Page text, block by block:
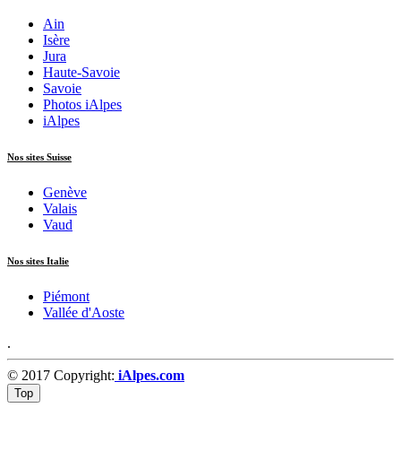
Ain
Isère
Jura
Haute-Savoie
Savoie
Photos iAlpes
iAlpes
Nos sites Suisse
Genève
Valais
Vaud
Nos sites Italie
Piémont
Vallée d'Aoste
.
© 2017 Copyright: iAlpes.com
Top